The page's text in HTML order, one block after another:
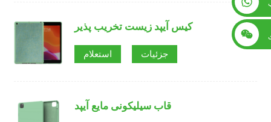
کیس آیپد زیست تخریب پذیر
استعلام جزئیات
قاب سیلیکونی مایع آیپد